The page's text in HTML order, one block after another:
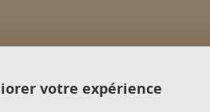
votre expérience